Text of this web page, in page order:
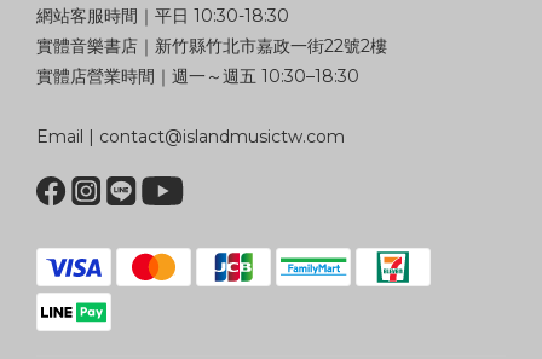
網站客服時間｜平日 10:30-18:30
實體音樂書店｜新竹縣竹北市嘉政一街22號2樓
實體店營業時間｜週一～週五 10:30–18:30
Email | contact@islandmusictw.com